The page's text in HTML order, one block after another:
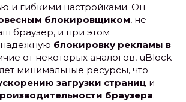
и гибкими настройками. Он
блокировщиком, не
браузер, и при этом
надежную блокировку рекламы в
от некоторых аналогов, uBlock
минимальные ресурсы, что
загрузки страниц и
браузера.